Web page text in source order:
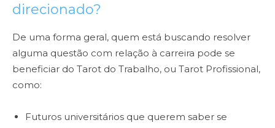
direcionado?
De uma forma geral, quem está buscando resolver
alguma questão com relação à carreira pode se
beneficiar do Tarot do Trabalho, ou Tarot Profissional,
como:
Futuros universitários que querem saber se